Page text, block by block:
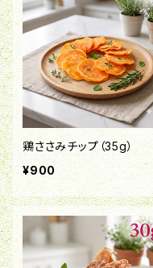
鶏ささみチップ（35g）
¥900